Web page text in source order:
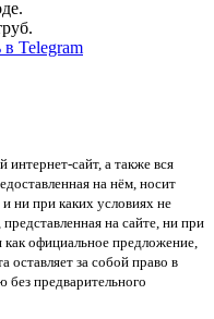
сайт, а также вся
на нём, носит
ни при каких условиях не
на сайте, ни при
как официальное предложение,
оставляет за собой право в
предварительного